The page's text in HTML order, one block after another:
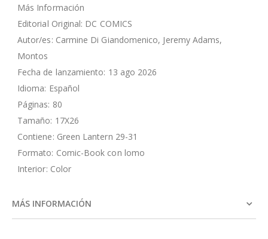
Más Información
Editorial Original: DC COMICS
Autor/es: Carmine Di Giandomenico, Jeremy Adams,
Montos
Fecha de lanzamiento: 13 ago 2026
Idioma: Español
Páginas: 80
Tamaño: 17X26
Contiene: Green Lantern 29-31
Formato: Comic-Book con lomo
Interior: Color
MÁS INFORMACIÓN